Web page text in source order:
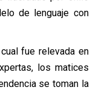
de lenguaje con
fue relevada en
los matices
se toman la